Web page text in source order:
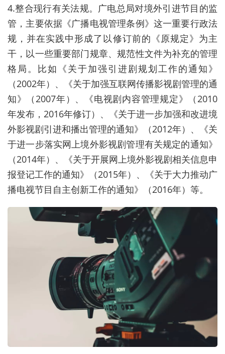
4.整合现行有关法规。广电总局对境外引进节目的监
管，主要依据《广播电视管理条例》这一重要行政法
规，并在实践中形成了以修订前的《原规定》为主
干，以一些重要部门规章、规范性文件为补充的管理
格局。比如《关于加强引进剧规划工作的通知》
（2002年）、《关于加强互联网传播影视剧管理的通
知》（2007年）、《电视剧内容管理规定》（2010
年发布，2016年修订）、《关于进一步加强和改进境
外影视剧引进和播出管理的通知》（2012年）、《关
于进一步落实网上境外影视剧管理有关规定的通知》
（2014年）、《关于开展网上境外影视剧相关信息申
报登记工作的通知》（2015年）、《关于大力推动广
播电视节目自主创新工作的通知》（2016年）等。